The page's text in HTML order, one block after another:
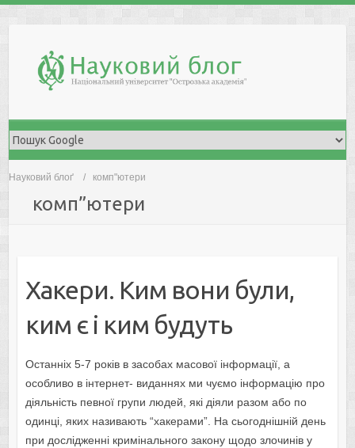
Науковий блоґ комп"ютери
комп”ютери
Хакери. Ким вони були,
ким є і ким будуть
Останніх 5-7 років в засобах масової інформації, а
особливо в інтернет- виданнях ми чуємо інформацію про
діяльність певної групи людей, які діяли разом або по
одинці, яких називають “хакерами”. На сьогоднішній день
при дослідженні кримінального закону щодо злочинів у